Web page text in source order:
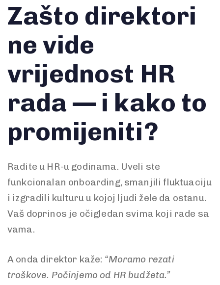
Zašto direktori
ne vide
vrijednost HR
rada — i kako to
promijeniti?
Radite u HR-u godinama. Uveli ste
funkcionalan onboarding, smanjili fluktuaciju
i izgradili kulturu u kojoj ljudi žele da ostanu.
Vaš doprinos je očigledan svima koji rade sa
vama.
A onda direktor kaže: “Moramo rezati
troškove. Počinjemo od HR budžeta.”